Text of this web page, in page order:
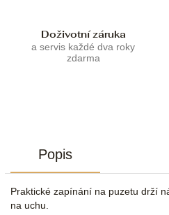
Doživotní záruka
a servis každé dva roky
zdarma
Popis
Praktické zapínání na puzetu drží
na uchu.